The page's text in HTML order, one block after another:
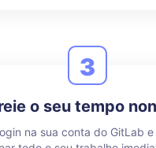
3
o seu tempo
na sua conta do GitLab